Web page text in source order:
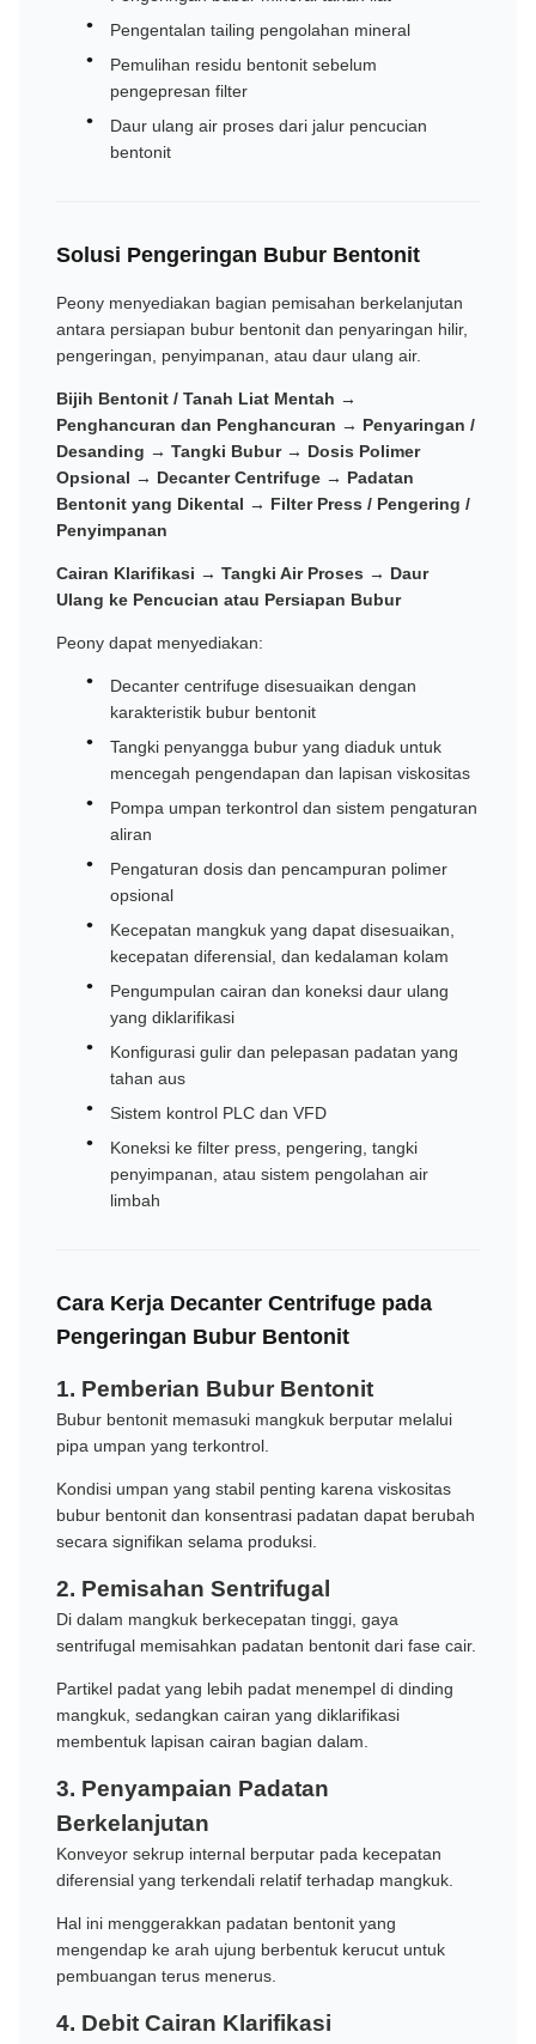
Pengentalan tailing pengolahan mineral
Pemulihan residu bentonit sebelum
pengepresan filter
Daur ulang air proses dari jalur pencucian
bentonit
Solusi Pengeringan Bubur Bentonit
Peony menyediakan bagian pemisahan berkelanjutan
antara persiapan bubur bentonit dan penyaringan hilir,
pengeringan, penyimpanan, atau daur ulang air.
Bijih Bentonit / Tanah Liat Mentah →
Penghancuran dan Penghancuran → Penyaringan /
Desanding → Tangki Bubur → Dosis Polimer
Opsional → Decanter Centrifuge → Padatan
Bentonit yang Dikental → Filter Press / Pengering /
Penyimpanan
Cairan Klarifikasi → Tangki Air Proses → Daur
Ulang ke Pencucian atau Persiapan Bubur
Peony dapat menyediakan:
Decanter centrifuge disesuaikan dengan
karakteristik bubur bentonit
Tangki penyangga bubur yang diaduk untuk
mencegah pengendapan dan lapisan viskositas
Pompa umpan terkontrol dan sistem pengaturan
aliran
Pengaturan dosis dan pencampuran polimer
opsional
Kecepatan mangkuk yang dapat disesuaikan,
kecepatan diferensial, dan kedalaman kolam
Pengumpulan cairan dan koneksi daur ulang
yang diklarifikasi
Konfigurasi gulir dan pelepasan padatan yang
tahan aus
Sistem kontrol PLC dan VFD
Koneksi ke filter press, pengering, tangki
penyimpanan, atau sistem pengolahan air
limbah
Cara Kerja Decanter Centrifuge pada
Pengeringan Bubur Bentonit
1. Pemberian Bubur Bentonit
Bubur bentonit memasuki mangkuk berputar melalui
pipa umpan yang terkontrol.
Kondisi umpan yang stabil penting karena viskositas
bubur bentonit dan konsentrasi padatan dapat berubah
secara signifikan selama produksi.
2. Pemisahan Sentrifugal
Di dalam mangkuk berkecepatan tinggi, gaya
sentrifugal memisahkan padatan bentonit dari fase cair.
Partikel padat yang lebih padat menempel di dinding
mangkuk, sedangkan cairan yang diklarifikasi
membentuk lapisan cairan bagian dalam.
3. Penyampaian Padatan
Berkelanjutan
Konveyor sekrup internal berputar pada kecepatan
diferensial yang terkendali relatif terhadap mangkuk.
Hal ini menggerakkan padatan bentonit yang
mengendap ke arah ujung berbentuk kerucut untuk
pembuangan terus menerus.
4. Debit Cairan Klarifikasi